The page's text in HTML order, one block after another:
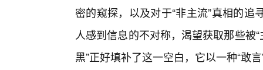
密的窥探，以及对于“非主流”真相的
人感到信息的不对称，渴望获取那些被
黑”正好填补了这一空白，它以一种“敢